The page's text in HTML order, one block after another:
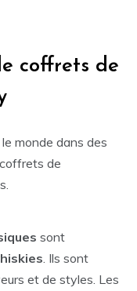
coffrets de
monde dans des
de
sont
. Ils sont
et de styles. Les